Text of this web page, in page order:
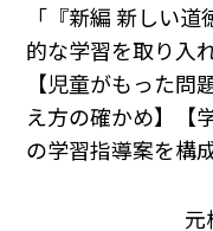
「『新編 新しい
的な学習を取り入
【児童がもった
え方の確かめ】【
の学習指導案を構